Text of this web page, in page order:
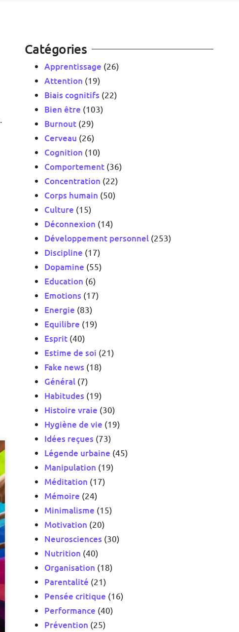
Catégories
Apprentissage (26)
Attention (19)
Biais cognitifs (22)
Bien être (103)
Burnout(29)
Cerveau (26)
Cognition (10)
Comportement(36)
Concentration (22)
Corps humain (50)
Culture (15)
Déconnexion (14)
Développement personnel (253)
Discipline (17)
Dopamine (55)
Education (6)
Emotions (17)
Energie (83)
Equilibre (19)
Esprit(40)
Estime de soi (21)
Fake news (18)
Général (7)
Habitudes (19)
Histoire vraie (30)
Hygiène de vie (19)
Idées reçues (73)
Légende urbaine (45)
Manipulation (19)
Méditation (17)
Mémoire (24)
Minimalisme (15)
Motivation (20)
Neurosciences (30)
Nutrition (40)
Organisation (18)
Parentalité (21)
Pensée critique (16)
Performance (40)
Prévention (25)